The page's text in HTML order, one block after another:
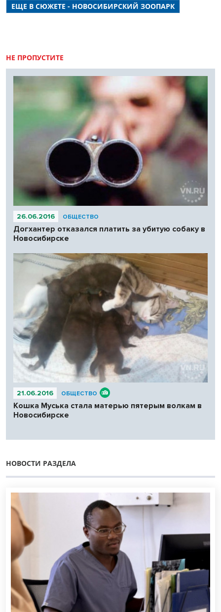
«Новосибирских новостей» директор Новосибирского зоопарка
Андрей Шило.
ЕЩЕ В СЮЖЕТЕ - НОВОСИБИРСКИЙ ЗООПАРК
НЕ ПРОПУСТИТЕ
26.06.2016 ОБЩЕСТВО
Догхантер отказался платить за убитую собаку в
Новосибирске
21.06.2016 ОБЩЕСТВО
Кошка Муська стала матерью пятерым волкам в
Новосибирске
НОВОСТИ РАЗДЕЛА